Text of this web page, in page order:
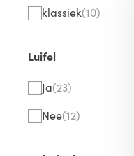
klassiek(10)
Luifel
Ja(23)
Nee(12)